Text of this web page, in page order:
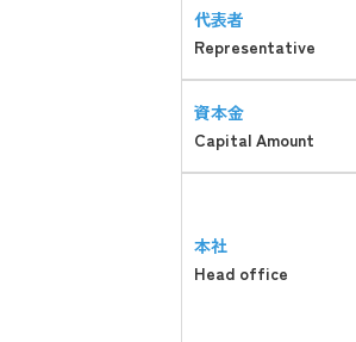
代表者
Representative
資本金
Capital Amount
本社
Head office